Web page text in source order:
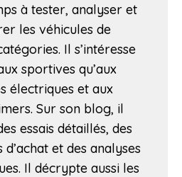
à tester, analyser et
les véhicules de
Il s’intéresse
sportives qu’aux
électriques et aux
Sur son blog, il
essais détaillés, des
d’achat et des analyses
Il décrypte aussi les